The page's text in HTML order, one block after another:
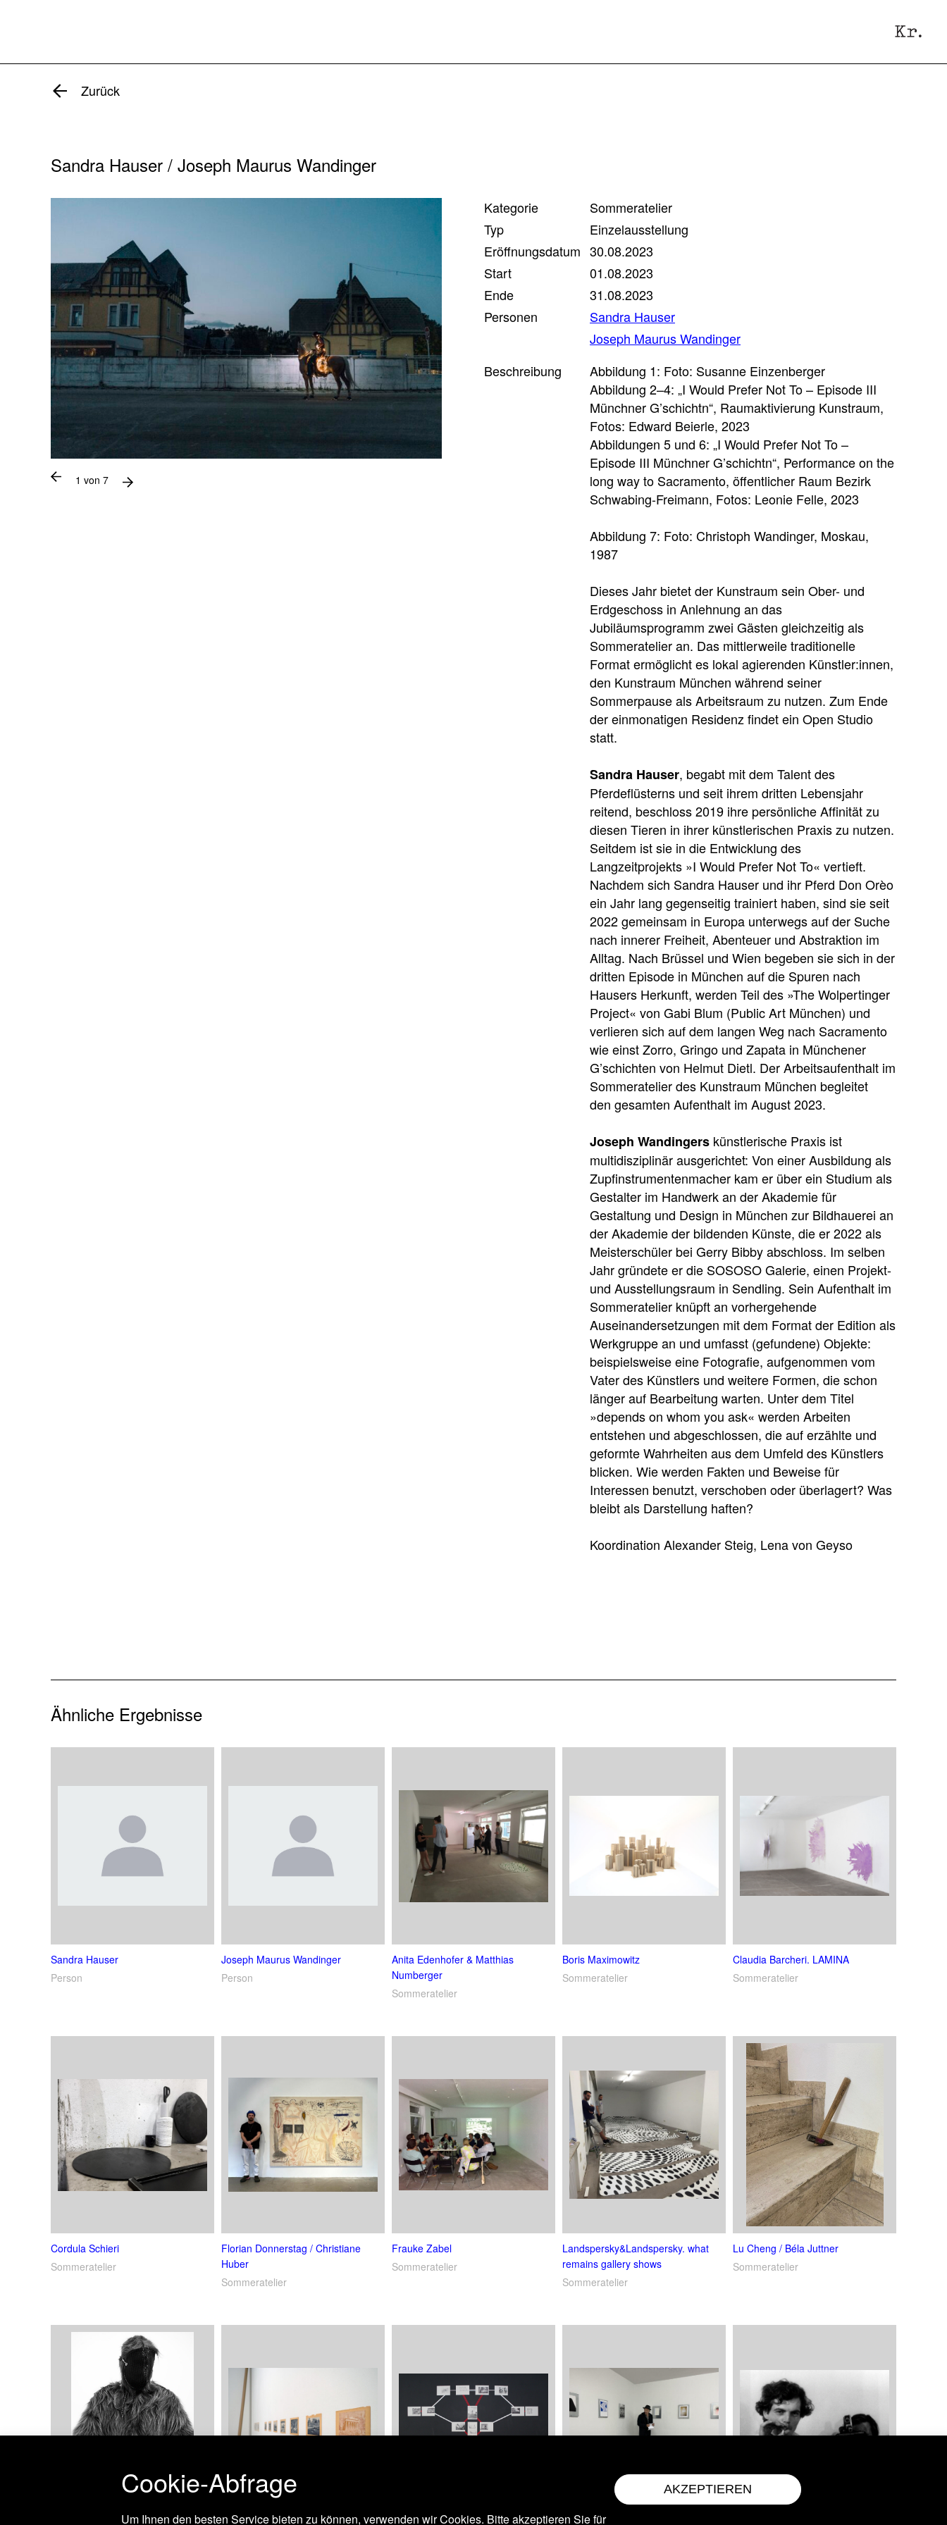
Cookie-Abfrage
Um Ihnen den besten Service bieten zu können, verwenden wir Cookies. Bitte akzeptieren Sie für
AKZEPTIEREN
Zurück
Sandra Hauser / Joseph Maurus Wandinger
1 von 7
Kategorie
Sommeratelier
Typ
Einzelausstellung
Eröffnungsdatum 30.08.2023
Start
01.08.2023
Ende
31.08.2023
Personen
Sandra Hauser
Joseph Maurus Wandinger
Beschreibung
Abbildung 1: Foto: Susanne Einzenberger
Abbildung 2–4: „I Would Prefer Not To – Episode III
Münchner G’schichtn“, Raumaktivierung Kunstraum,
Fotos: Edward Beierle, 2023
Abbildungen 5 und 6: „I Would Prefer Not To –
Episode III Münchner G’schichtn“, Performance on the
long way to Sacramento, öffentlicher Raum Bezirk
Schwabing-Freimann, Fotos: Leonie Felle, 2023
Abbildung 7: Foto: Christoph Wandinger, Moskau,
1987
Dieses Jahr bietet der Kunstraum sein Ober- und
Erdgeschoss in Anlehnung an das
Jubiläumsprogramm zwei Gästen gleichzeitig als
Sommeratelier an. Das mittlerweile traditionelle
Format ermöglicht es lokal agierenden Künstler:innen,
den Kunstraum München während seiner
Sommerpause als Arbeitsraum zu nutzen. Zum Ende
der einmonatigen Residenz findet ein Open Studio
statt.
Sandra Hauser, begabt mit dem Talent des
Pferdeﬂüsterns und seit ihrem dritten Lebensjahr
reitend, beschloss 2019 ihre persönliche Afﬁnität zu
diesen Tieren in ihrer künstlerischen Praxis zu nutzen.
Seitdem ist sie in die Entwicklung des
Langzeitprojekts »I Would Prefer Not To« vertieft.
Nachdem sich Sandra Hauser und ihr Pferd Don Orèo
ein Jahr lang gegenseitig trainiert haben, sind sie seit
2022 gemeinsam in Europa unterwegs auf der Suche
nach innerer Freiheit, Abenteuer und Abstraktion im
Alltag. Nach Brüssel und Wien begeben sie sich in der
dritten Episode in München auf die Spuren nach
Hausers Herkunft, werden Teil des »The Wolpertinger
Project« von Gabi Blum (Public Art München) und
verlieren sich auf dem langen Weg nach Sacramento
wie einst Zorro, Gringo und Zapata in Münchener
G’schichten von Helmut Dietl. Der Arbeitsaufenthalt im
Sommeratelier des Kunstraum München begleitet
den gesamten Aufenthalt im August 2023.
Joseph Wandingers künstlerische Praxis ist
multidisziplinär ausgerichtet: Von einer Ausbildung als
Zupfinstrumentenmacher kam er über ein Studium als
Gestalter im Handwerk an der Akademie für
Gestaltung und Design in München zur Bildhauerei an
der Akademie der bildenden Künste, die er 2022 als
Meisterschüler bei Gerry Bibby abschloss. Im selben
Jahr gründete er die SOSOSO Galerie, einen Projekt-
und Ausstellungsraum in Sendling. Sein Aufenthalt im
Sommeratelier knüpft an vorhergehende
Auseinandersetzungen mit dem Format der Edition als
Werkgruppe an und umfasst (gefundene) Objekte:
beispielsweise eine Fotografie, aufgenommen vom
Vater des Künstlers und weitere Formen, die schon
länger auf Bearbeitung warten. Unter dem Titel
»depends on whom you ask« werden Arbeiten
entstehen und abgeschlossen, die auf erzählte und
geformte Wahrheiten aus dem Umfeld des Künstlers
blicken. Wie werden Fakten und Beweise für
Interessen benutzt, verschoben oder überlagert? Was
bleibt als Darstellung haften?
Koordination Alexander Steig, Lena von Geyso
Ähnliche Ergebnisse
Sandra Hauser
Person
Joseph Maurus Wandinger
Person
Anita Edenhofer & Matthias
Numberger
Sommeratelier
Boris Maximowitz
Sommeratelier
Claudia Barcheri. LAMINA
Sommeratelier
Cordula Schieri
Sommeratelier
Florian Donnerstag / Christiane
Huber
Sommeratelier
Frauke Zabel
Sommeratelier
Landspersky&Landspersky. what
remains gallery shows
Sommeratelier
Lu Cheng / Béla Juttner
Sommeratelier